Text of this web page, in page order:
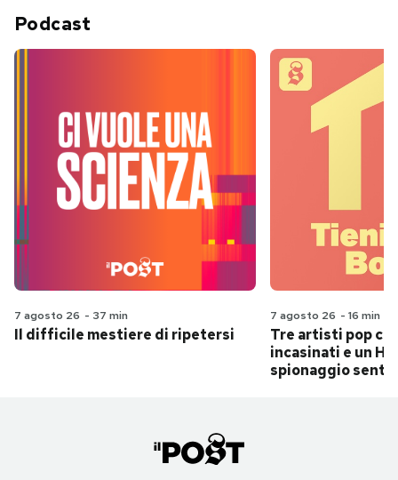
Podcast
7 agosto 26 - 37 min
Il difficile mestiere di ripetersi
7 agosto 26 - 16 min
Tre artisti pop
incasinati e un
spionaggio